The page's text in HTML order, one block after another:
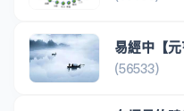
易經中【
(56533)